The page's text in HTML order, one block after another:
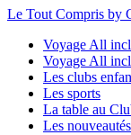
Le Tout Compris by
Voyage All
Voyage All
Les clubs
Les sports
La table au
Les nouveautés